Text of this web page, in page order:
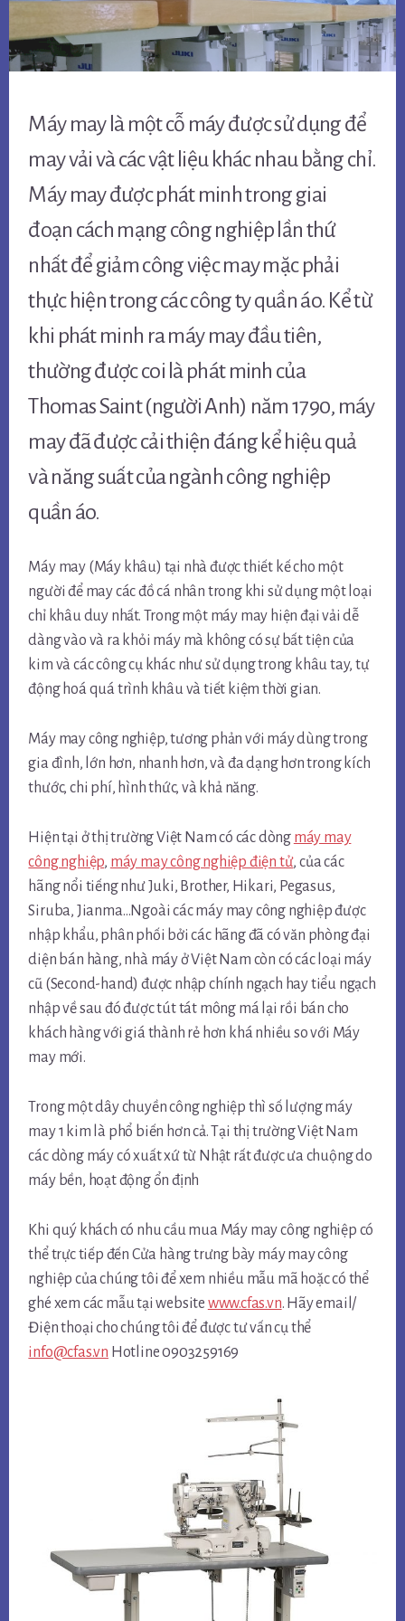
Máy may là một cỗ máy được sử dụng để
may vải và các vật liệu khác nhau bằng chỉ.
Máy may được phát minh trong giai
đoạn cách mạng công nghiệp lần thứ
nhất để giảm công việc may mặc phải
thực hiện trong các công ty quần áo. Kể từ
khi phát minh ra máy may đầu tiên,
thường được coi là phát minh của
Thomas Saint (người Anh) năm 1790, máy
may đã được cải thiện đáng kể hiệu quả
và năng suất của ngành công nghiệp
quần áo.
Máy may (Máy khâu) tại nhà được thiết kế cho một
người để may các đồ cá nhân trong khi sử dụng một loại
chỉ khâu duy nhất. Trong một máy may hiện đại vải dễ
dàng vào và ra khỏi máy mà không có sự bất tiện của
kim và các công cụ khác như sử dụng trong khâu tay, tự
động hoá quá trình khâu và tiết kiệm thời gian.
Máy may công nghiệp, tương phản với máy dùng trong
gia đình, lớn hơn, nhanh hơn, và đa dạng hơn trong kích
thước, chi phí, hình thức, và khả năng.
Hiện tại ở thị trường Việt Nam có các dòng máy may
công nghiệp, máy may công nghiệp điện tử, của các
hãng nổi tiếng như Juki, Brother, Hikari, Pegasus,
Siruba, Jianma…Ngoài các máy may công nghiệp được
nhập khẩu, phân phối bởi các hãng đã có văn phòng đại
diện bán hàng, nhà máy ở Việt Nam còn có các loại máy
cũ (Second-hand) được nhập chính ngạch hay tiểu ngạch
nhập về sau đó được tút tát mông má lại rồi bán cho
khách hàng với giá thành rẻ hơn khá nhiều so với Máy
may mới.
Trong một dây chuyền công nghiệp thì số lượng máy
may 1 kim là phổ biến hơn cả. Tại thị trường Việt Nam
các dòng máy có xuất xứ từ Nhật rất được ưa chuộng do
máy bền, hoạt động ổn định
Khi quý khách có nhu cầu mua Máy may công nghiệp có
thể trực tiếp đến Cửa hàng trưng bày máy may công
nghiệp của chúng tôi để xem nhiều mẫu mã hoặc có thể
ghé xem các mẫu tại website www.cfas.vn. Hãy email/
Điện thoại cho chúng tôi để được tư vấn cụ thể
info@cfas.vn Hotline 0903259169